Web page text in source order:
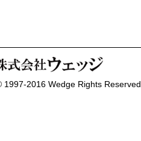
1997-2016 Wedge Rights Reserved